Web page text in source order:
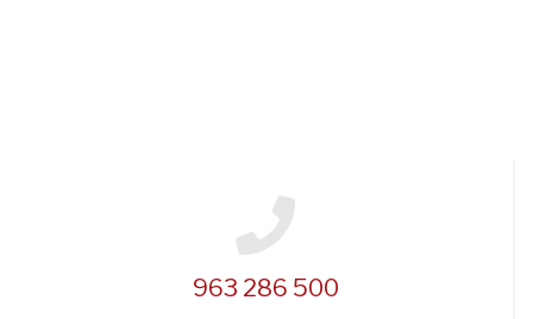
963 286 500